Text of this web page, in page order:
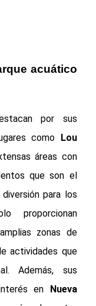
acuático
por sus
como Lou
áreas con
que son el
para los
proporcionan
zonas de
actividades que
Además, sus
en Nueva